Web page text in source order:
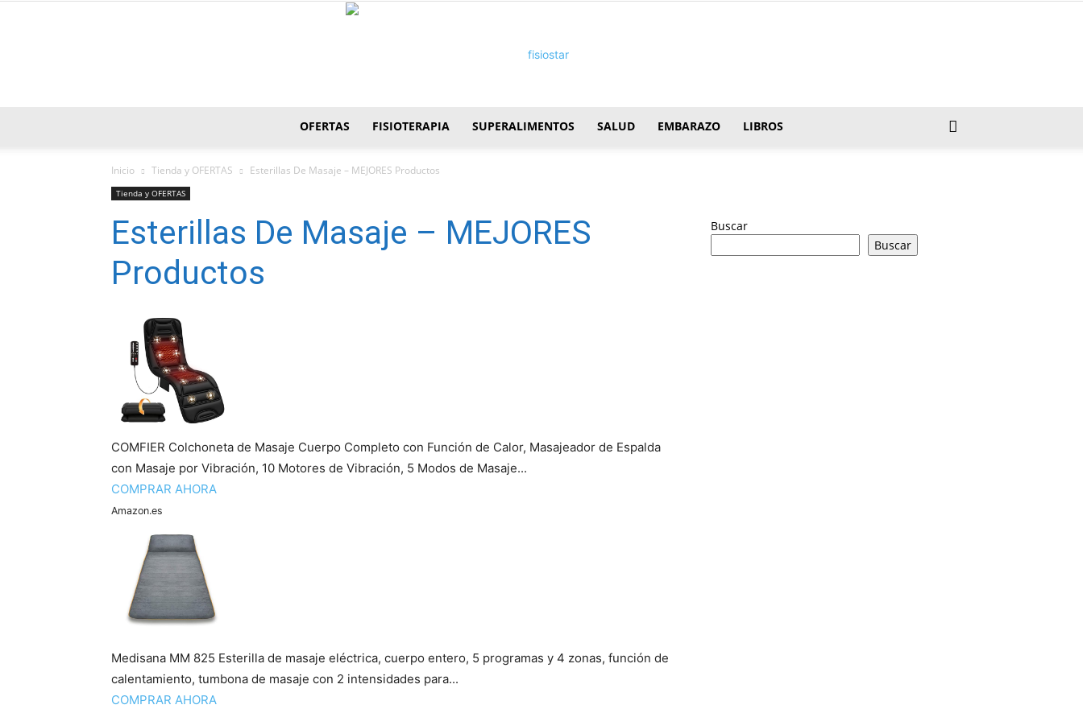
OFERTAS FISIOTERAPIA SUPERALIMENTOS SALUD EMBARAZO LIBROS
Inicio Tienda y OFERTAS Esterillas De Masaje – MEJORES Productos
Tienda y OFERTAS
Esterillas De Masaje – MEJORES
Productos
COMFIER Colchoneta de Masaje Cuerpo Completo con Función de Calor, Masajeador de Espalda
con Masaje por Vibración, 10 Motores de Vibración, 5 Modos de Masaje...
COMPRAR AHORA
Amazon.es
Medisana MM 825 Esterilla de masaje eléctrica, cuerpo entero, 5 programas y 4 zonas, función de
calentamiento, tumbona de masaje con 2 intensidades para...
COMPRAR AHORA
Buscar
Buscar